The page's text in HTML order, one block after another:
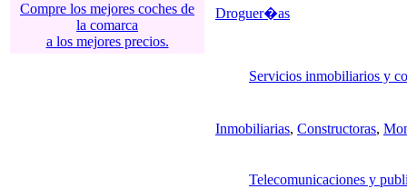
Compre los mejores coches de
la comarca
a los mejores precios.
Droguer�as
Servicios inmobiliarios y
Inmobiliarias, Constructoras,
Telecomunicaciones y